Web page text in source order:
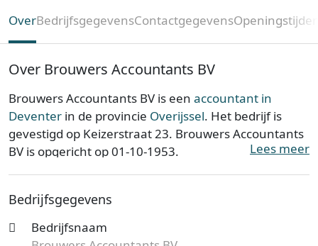
OverBedrijfsgegevensContactgegevens
Over Brouwers Accountants BV
Brouwers Accountants BV is een accountant in
Deventer in de provincie Overijssel. Het bedrijf is
gevestigd op Keizerstraat 23. Brouwers Accountants
BV is opgericht op 01-10-1953.
Kamer van Koophandel. Het kantoor is bij de KvK
ondernemingsvorm is een Besloten Vennootschap
Lees meer
Bedrijfsgegevens
Bedrijfsnaam